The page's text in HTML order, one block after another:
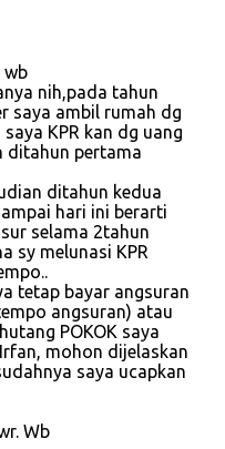
wb
nih,pada tahun
saya ambil rumah dg
KPR kan dg uang
ditahun pertama
ditahun kedua
hari ini berarti
selama 2tahun
sy melunasi KPR
tetap bayar angsuran
angsuran) atau
POKOK saya
mohon dijelaskan
saya ucapkan
Wb